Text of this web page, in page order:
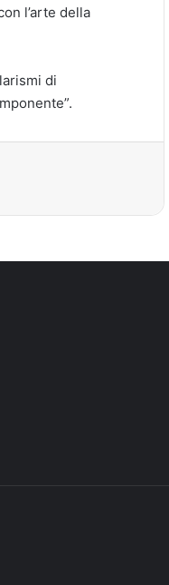
l’arte della
di